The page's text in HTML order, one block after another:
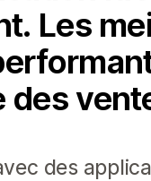
Les
des
des